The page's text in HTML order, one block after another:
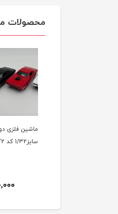
محصولات
ماشین فلزی
سایز1/32 کد 3207/2